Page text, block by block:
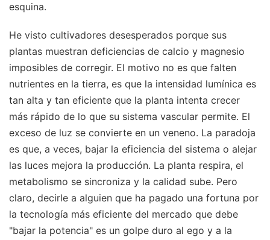
esquina.
He visto cultivadores desesperados porque sus
plantas muestran deficiencias de calcio y magnesio
imposibles de corregir. El motivo no es que falten
nutrientes en la tierra, es que la intensidad lumínica es
tan alta y tan eficiente que la planta intenta crecer
más rápido de lo que su sistema vascular permite. El
exceso de luz se convierte en un veneno. La paradoja
es que, a veces, bajar la eficiencia del sistema o alejar
las luces mejora la producción. La planta respira, el
metabolismo se sincroniza y la calidad sube. Pero
claro, decirle a alguien que ha pagado una fortuna por
la tecnología más eficiente del mercado que debe
"bajar la potencia" es un golpe duro al ego y a la